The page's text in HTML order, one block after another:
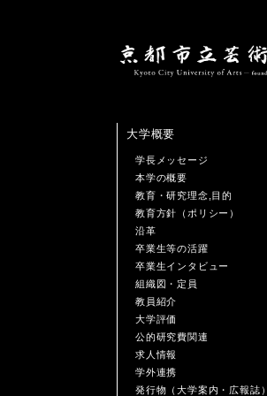
大学概要
学長メッセージ
本学の概要
教育・研究理念,目的
教育方針（ポリシー）
沿革
卒業生等の活躍
卒業生インタビュー
組織図・定員
教員紹介
大学評価
公的研究費関連
求人情報
学外連携
発行物（大学案内・広報誌）